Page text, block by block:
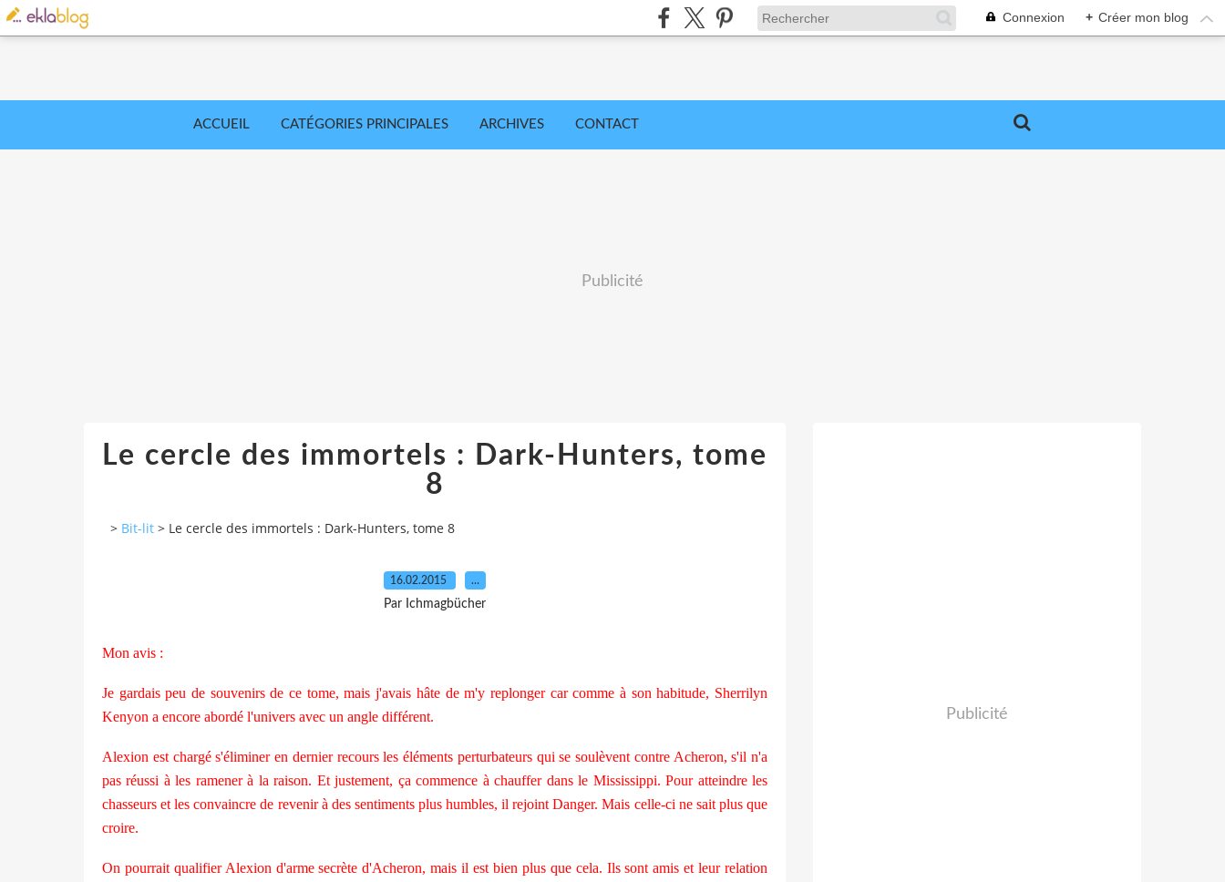
Connexion + Créer mon blog
ACCUEIL CATÉGORIES PRINCIPALES ARCHIVES CONTACT
Publicité
Le cercle des immortels : Dark-Hunters, tome
8
> Bit-lit > Le cercle des immortels : Dark-Hunters, tome 8
16.02.2015 …
Par Ichmagbücher
Mon avis :
Je gardais peu de souvenirs de ce tome, mais j'avais hâte de m'y replonger car comme à son habitude, Sherrilyn
Kenyon a encore abordé l'univers avec un angle différent.
Alexion est chargé s'éliminer en dernier recours les éléments perturbateurs qui se soulèvent contre Acheron, s'il n'a
pas réussi à les ramener à la raison. Et justement, ça commence à chauffer dans le Mississippi. Pour atteindre les
chasseurs et les convaincre de revenir à des sentiments plus humbles, il rejoint Danger. Mais celle-ci ne sait plus que
croire.
On pourrait qualifier Alexion d'arme secrète d'Acheron, mais il est bien plus que cela. Ils sont amis et leur relation
Publicité